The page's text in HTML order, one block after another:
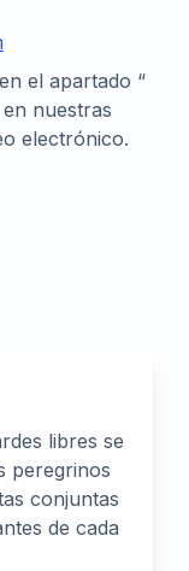
el apartado “
nuestras
electrónico.
libres se
peregrinos
conjuntas
de cada